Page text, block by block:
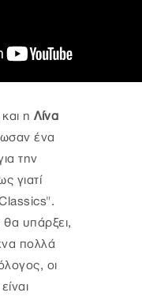
και η Λίνα
ένα
την
γιατί
υπάρξει,
πολλά
οι